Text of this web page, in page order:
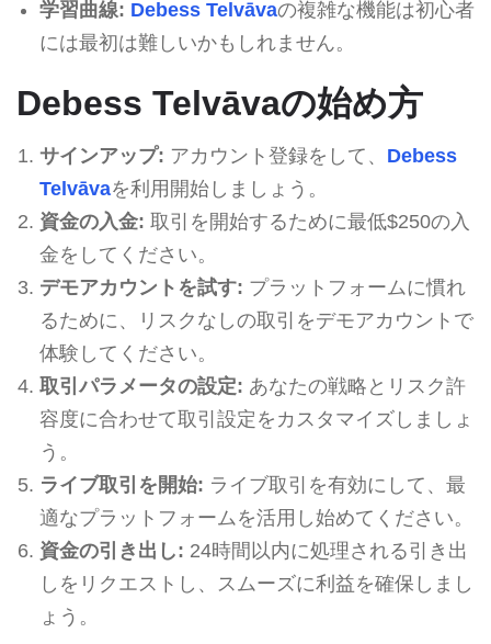
学習曲線: Debess Telvāvaの複雑な機能は初心者
には最初は難しいかもしれません。
Debess Telvāvaの始め方
サインアップ: アカウント登録をして、 Debess
Telvāvaを利用開始しましょう。
資金の入金: 取引を開始するために最低$250の入
金をしてください。
デモアカウントを試す: プラットフォームに慣れ
るために、リスクなしの取引をデモアカウントで
体験してください。
取引パラメータの設定: あなたの戦略とリスク許
容度に合わせて取引設定をカスタマイズしましょ
う。
ライブ取引を開始: ライブ取引を有効にして、最
適なプラットフォームを活用し始めてください。
資金の引き出し: 24時間以内に処理される引き出
しをリクエストし、スムーズに利益を確保しまし
ょう。